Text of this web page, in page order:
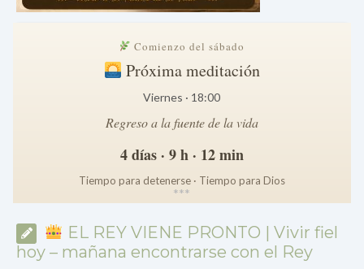
Comienzo del sábado
Próxima meditación
Viernes · 18:00
Regreso a la fuente de la vida
4 días · 9 h · 12 min
Tiempo para detenerse · Tiempo para Dios
***
EL REY VIENE PRONTO | Vivir fiel
hoy – mañana encontrarse con el Rey